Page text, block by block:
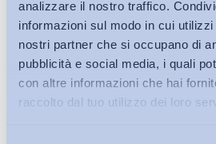
analizzare il nostro traffico.
informazioni sul modo in cui
nostri partner che si occupano di
pubblicità e social media, i quali
con altre informazioni che hai
raccolto dal tuo utilizzo dei loro
27 Luglio 2026